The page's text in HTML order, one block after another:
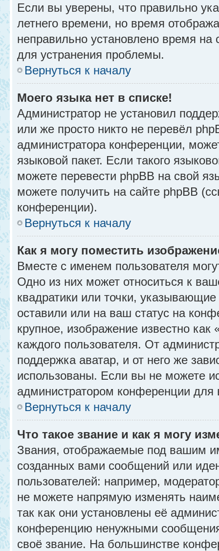
Если вы уверены, что правильно
летнего времени, но время
неправильно установлено время
для устранения проблемы.
Вернуться к началу
Моего языка нет в списке!
Администратор не установил
или же просто никто не перевёл
администратора конференции,
языковой пакет. Если такого
можете перевести phpBB на свой
можете получить на сайте phpBB
конференции).
Вернуться к началу
Как я могу поместить
Вместе с именем пользователя
Одно из них может относиться к
квадратики или точки,
оставили или на ваш статус на
крупное, изображение известно
каждого пользователя. От
поддержка аватар, и от него же
использованы. Если вы не можете
администратором конференции для
Вернуться к началу
Что такое звание и как я могу
Звания, отображаемые под вашим
созданных вами сообщений или
пользователей: например,
не можете напрямую изменять
так как они установлены её
конференцию ненужными
своё звание. На большинстве